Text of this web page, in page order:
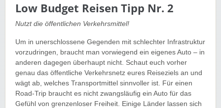
Low Budget Reisen Tipp Nr. 2
Nutzt die öffentlichen Verkehrsmittel!
Um in unerschlossene Gegenden mit schlechter Infrastruktur
vorzudringen, braucht man vorwiegend ein eigenes Auto – in
anderen dagegen überhaupt nicht. Schaut euch vorher
genau das öffentliche Verkehrsnetz eures Reiseziels an und
wägt ab, welches Transportmittel sinnvoller ist. Für einen
Road-Trip braucht es nicht zwangsläufig ein Auto für das
Gefühl von grenzenloser Freiheit. Einige Länder lassen sich